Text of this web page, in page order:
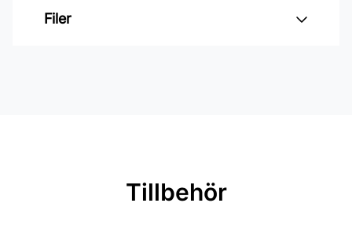
Varumärke: Midbec Tapeter
Bredd: 0,53 m
Filer
Tillbehör